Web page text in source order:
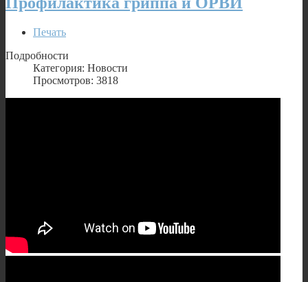
Печать
Подробности
Категория: Новости
Просмотров: 3818